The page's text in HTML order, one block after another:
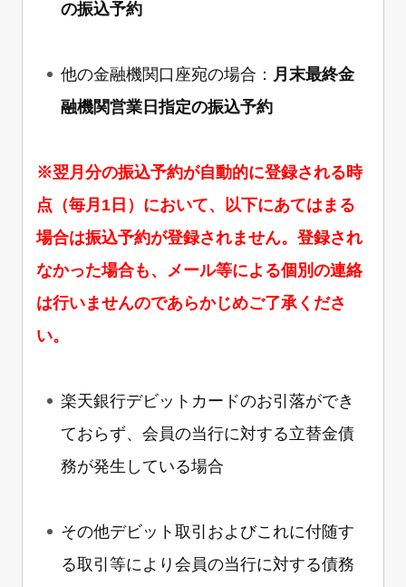
の振込予約
他の金融機関口座宛の場合： 月末最終金
融機関営業日指定の振込予約
※翌月分の振込予約が自動的に登録される時
点（毎月1日）において、以下にあてはまる
場合は振込予約が登録されません。登録され
なかった場合も、メール等による個別の連絡
は行いませんのであらかじめご了承くださ
い。
楽天銀行デビットカードのお引落ができ
ておらず、会員の当行に対する立替金債
務が発生している場合
その他デビット取引およびこれに付随す
る取引等により会員の当行に対する債務